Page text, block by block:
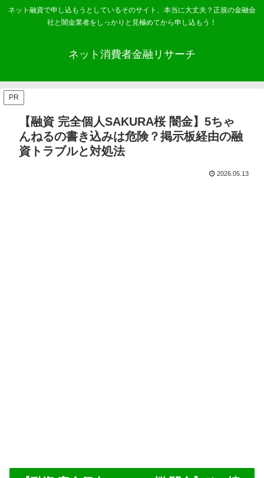
ネット融資で申し込もうとしているそのサイト、本当に大丈夫？正規の金融会
社と闇金業者をしっかりと見極めてから申し込もう！
ネット消費者金融リサーチ
PR
【融資 完全個人SAKURA桜 闇金】5ちゃ
んねるの書き込みは危険？掲示板経由の融
資トラブルと対処法
2026.05.13